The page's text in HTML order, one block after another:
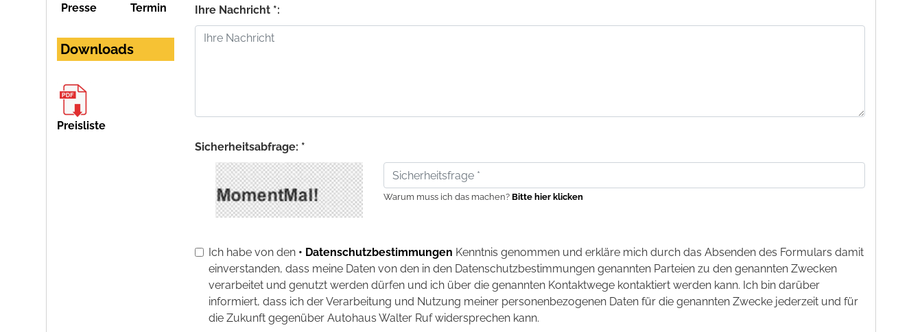
Presse Termin
Downloads
Preisliste
Ihre Nachricht *:
Sicherheitsabfrage: *
Warum muss ich das machen? Bitte hier klicken
Ich habe von den • Datenschutzbestimmungen Kenntnis genommen und erkläre mich durch das Absenden des Formulars damit
einverstanden, dass meine Daten von den in den Datenschutzbestimmungen genannten Parteien zu den genannten Zwecken
verarbeitet und genutzt werden dürfen und ich über die genannten Kontaktwege kontaktiert werden kann. Ich bin darüber
informiert, dass ich der Verarbeitung und Nutzung meiner personenbezogenen Daten für die genannten Zwecke jederzeit und für
die Zukunft gegenüber Autohaus Walter Ruf widersprechen kann.